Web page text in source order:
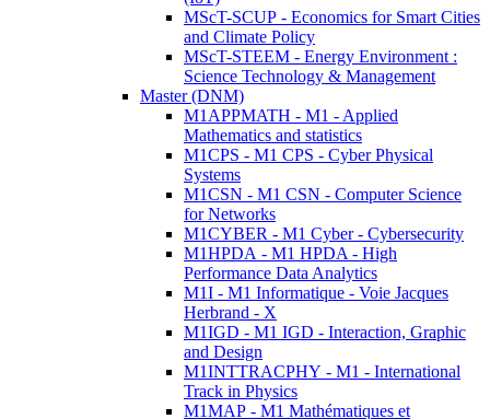
MScT-SCUP - Economics for Smart Cities
and Climate Policy
MScT-STEEM - Energy Environment :
Science Technology & Management
Master (DNM)
M1APPMATH - M1 - Applied
Mathematics and statistics
M1CPS - M1 CPS - Cyber Physical
Systems
M1CSN - M1 CSN - Computer Science
for Networks
M1CYBER - M1 Cyber - Cybersecurity
M1HPDA - M1 HPDA - High
Performance Data Analytics
M1I - M1 Informatique - Voie Jacques
Herbrand - X
M1IGD - M1 IGD - Interaction, Graphic
and Design
M1INTTRACPHY - M1 - International
Track in Physics
M1MAP - M1 Mathématiques et